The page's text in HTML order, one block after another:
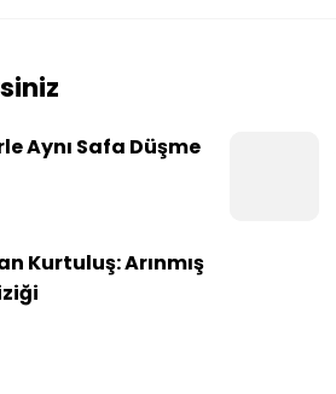
Aynı Safa Düşme
Kurtuluş: Arınmış